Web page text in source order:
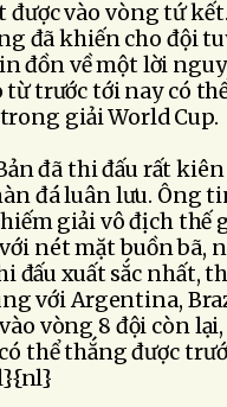
vào vòng tứ
đã khiến cho đội
đồn về một lời
từ trước tới nay có
giải World Cup.
đã thi đấu rất kiên
đá luân lưu. Ông
giải vô địch thế
nét mặt buồn bã,
đấu xuất sắc nhất,
với Argentina,
vòng 8 đội còn lại,
thể thắng được